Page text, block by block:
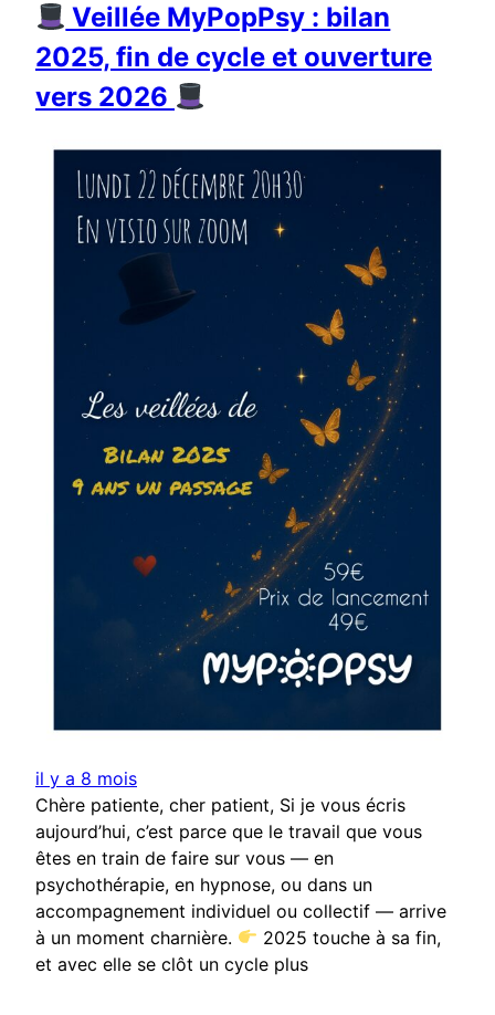
Veillée MyPopPsy : bilan
2025, fin de cycle et ouverture
vers 2026
il y a 8 mois
Chère patiente, cher patient, Si je vous écris
aujourd’hui, c’est parce que le travail que vous
êtes en train de faire sur vous — en
psychothérapie, en hypnose, ou dans un
accompagnement individuel ou collectif — arrive
à un moment charnière.
2025 touche à sa fin,
et avec elle se clôt un cycle plus